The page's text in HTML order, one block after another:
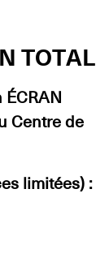
TOTAL
ÉCRAN
Centre de
limitées) :